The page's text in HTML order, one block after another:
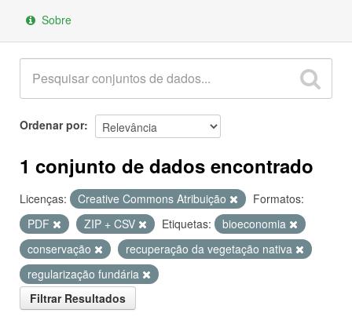
Sobre
Ordenar por
1 conjunto de dados encontrado
Licenças: Creative Commons Atribuição
Formatos:
PDF
ZIP + CSV Etiquetas:
bioeconomia
conservação
recuperação da vegetação nativa
regularização fundária
Filtrar Resultados